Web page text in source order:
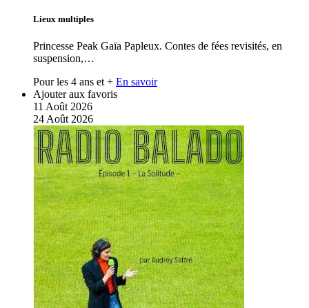
Lieux multiples
Princesse Peak Gaïa Papleux. Contes de fées revisités, en
suspension,…
Pour les 4 ans et + En savoir
Ajouter aux favoris
11 Août 2026
24 Août 2026